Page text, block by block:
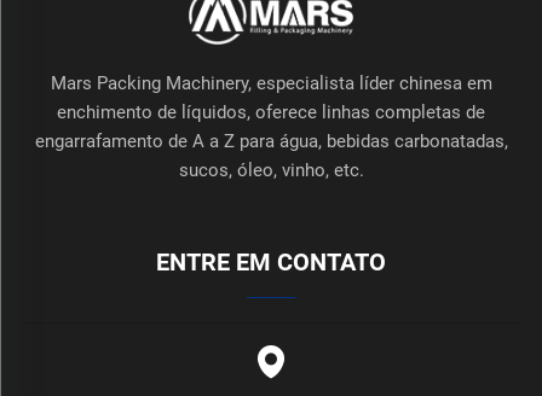
Mars Packing Machinery, especialista líder chinesa em
enchimento de líquidos, oferece linhas completas de
engarrafamento de A a Z para água, bebidas carbonatadas,
sucos, óleo, vinho, etc.
ENTRE EM CONTATO